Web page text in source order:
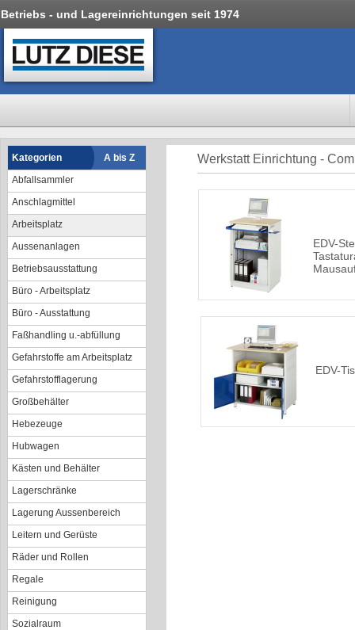
Betriebs - und Lagereinrichtungen seit 1974
Kategorien
A bis Z
Abfallsammler
Anschlagmittel
Arbeitsplatz
Aussenanlagen
Betriebsausstattung
Büro - Arbeitsplatz
Büro - Ausstattung
Faßhandling u.-abfüllung
Gefahrstoffe am Arbeitsplatz
Gefahrstofflagerung
Großbehälter
Hebezeuge
Hubwagen
Kästen und Behälter
Lagerschränke
Lagerung Aussenbereich
Leitern und Gerüste
Räder und Rollen
Regale
Reinigung
Sozialraum
Werkstatt Einrichtung -
EDV-
EDV-